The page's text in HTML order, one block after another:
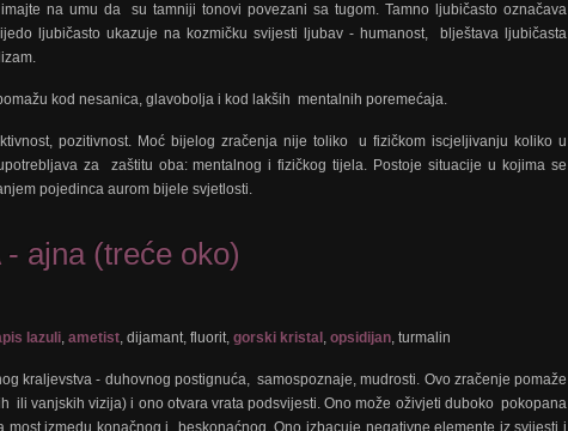
na umu da su tamniji tonovi povezani sa tugom. Tamno ljubičasto označava
ljubičasto ukazuje na kozmičku svijesti ljubav - humanost, blještava ljubičasta
kod nesanica, glavobolja i kod lakših mentalnih poremećaja.
pozitivnost. Moć bijelog zračenja nije toliko u fizičkom iscjeljivanju koliko u
za zaštitu oba: mentalnog i fizičkog tijela. Postoje situacije u kojima se
pojedinca aurom bijele svjetlosti.
ajna (treće oko)
lazuli, ametist, dijamant, fluorit, gorski kristal , opsidijan, turmalin
kraljevstva - duhovnog postignuća, samospoznaje, mudrosti. Ovo zračenje pomaže
ili vanjskih vizija) i ono otvara vrata podsvijesti. Ono može oživjeti duboko pokopana
most izmedu konačnog i beskonaćnog. Ono izbacuje negativne elemente iz svijesti i